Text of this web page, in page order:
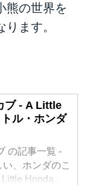
熊の世界を
ます。
ブ - A Little
ル・ホンダ
の記事一覧 -
、ホンダのこ
Honda」